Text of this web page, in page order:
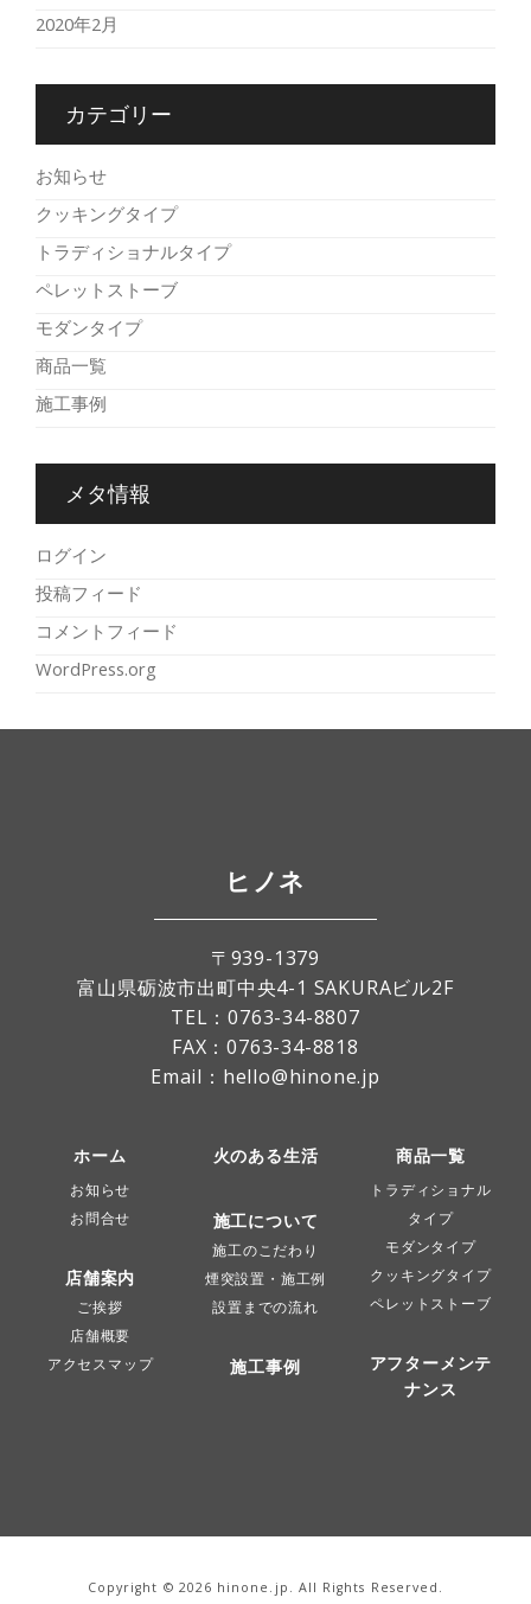
2020年2月
カテゴリー
お知らせ
クッキングタイプ
トラディショナルタイプ
ペレットストーブ
モダンタイプ
商品一覧
施工事例
メタ情報
ログイン
投稿フィード
コメントフィード
WordPress.org
ヒノネ
〒939-1379
富山県砺波市出町中央4-1 SAKURAビル2F
TEL：0763-34-8807
FAX：0763-34-8818
Email：hello@hinone.jp
ホーム
お知らせ
お問合せ
店舗案内
ご挨拶
店舗概要
アクセスマップ
火のある生活
施工について
施工のこだわり
煙突設置・施工例
設置までの流れ
施工事例
商品一覧
トラディショナル
タイプ
モダンタイプ
クッキングタイプ
ペレットストーブ
アフターメンテ
ナンス
Copyright © 2026 hinone.jp. All Rights Reserved.